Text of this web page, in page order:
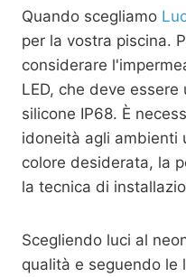
Quando scegliamo
per la vostra piscina.
considerare
LED, che deve
silicone IP68. È
idoneità agli ambienti
colore desiderata, la
la tecnica di
Scegliendo luci al
qualità e seguendo le